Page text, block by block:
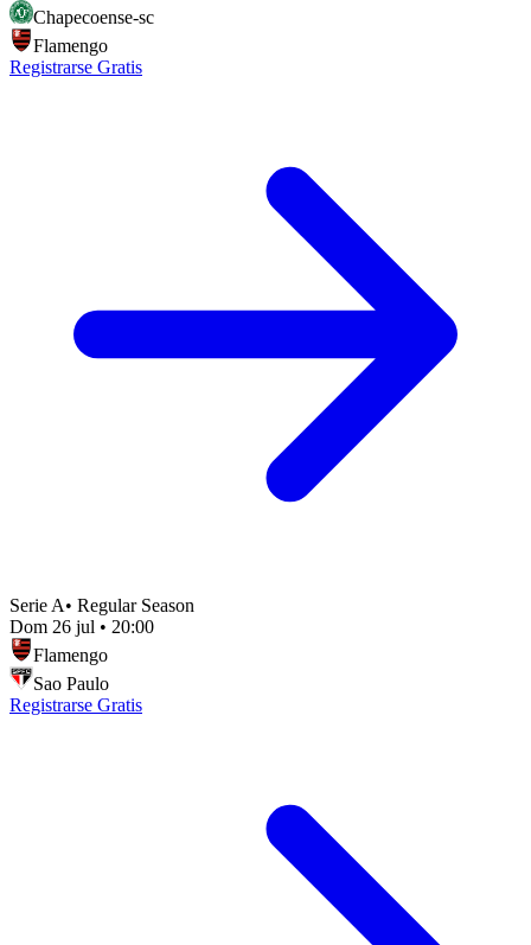
Chapecoense-sc
Flamengo
Registrarse Gratis
Serie A• Regular Season
Dom 26 jul • 20:00
Flamengo
Sao Paulo
Registrarse Gratis